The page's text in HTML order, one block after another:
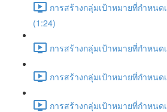
การสร้างกลุ่มเป้าหมายที่กำหนด
(1:24)
การสร้างกลุ่มเป้าหมายที่กำหนด
การสร้างกลุ่มเป้าหมายที่กำหนด
การสร้างกลุ่มเป้าหมายที่กำหนด